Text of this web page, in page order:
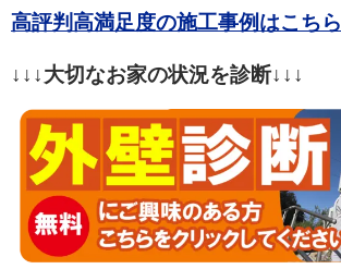
高評判高満足度の施工事例はこちら
↓↓↓大切なお家の状況を診断↓↓↓